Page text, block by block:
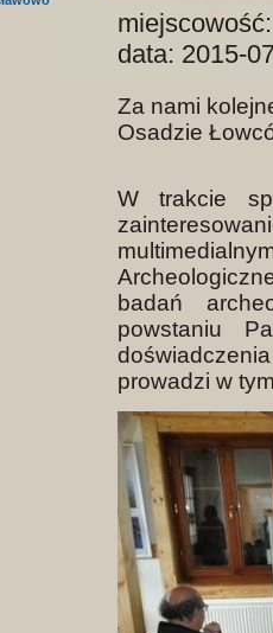
data: 2015-
Za nami
Osadzie
W trakcie
badań
powstaniu
prowadzi w